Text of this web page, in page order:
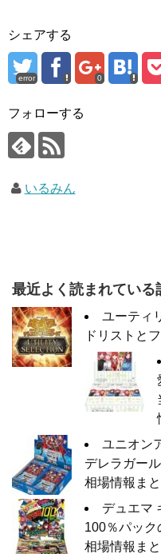
シェアする
error 0
フォローする
いるみん
最近よく読まれている
ユーティ
ドリストと
ユニオン
デレラガー
相場情報ま
デュエマ
100％パッ
相場情報ま